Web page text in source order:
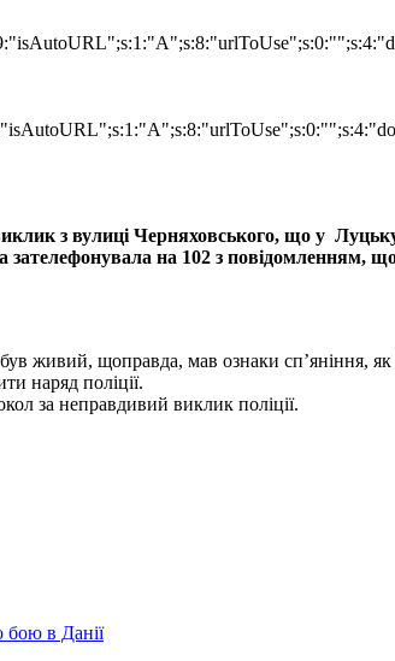
з вулиці Черняховського, що у
на 102 з повідомленням,
живий, щоправда, мав ознаки сп’яніння, як
наряд поліції.
за неправдивий виклик поліції.
бою в Данії